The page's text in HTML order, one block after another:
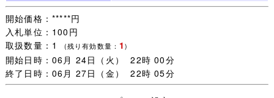
佐川急便
https://www.sagawa-
exp.co.jp/send/fare/faretable08.html?
_ga=2.116682885.2031370354.1711892346-
19490857.1705488480
開始価格：*****円
入札単位：100円
取扱数量：1
(残り有効数量： 1)
開始日時：06月 24日（火） 22時 00分
終了日時：06月 27日（金） 22時 05分